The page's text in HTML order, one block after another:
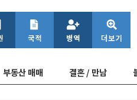
부동산 매매 결혼 / 만남